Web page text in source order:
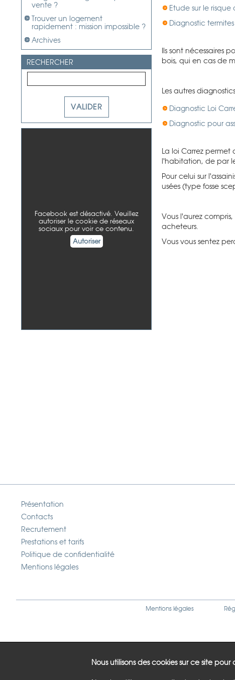
vente ?
Trouver un logement
rapidement : mission impossible ?
Archives
RECHERCHER
Facebook est désactivé. Veuillez
autoriser le cookie de réseaux
sociaux pour voir ce contenu.
Autoriser
Etude sur le risque
Diagnostic termites
Ils sont nécessaires
bois, qui en cas de
Les autres
Diagnostic
Loi
Diagnostic pour
La loi Carrez
l'habitation, de par
Pour celui sur
usées (type fosse
Vous l'aurez
acheteurs.
Vous vous sentez
Présentation
Contacts
Recrutement
Prestations et tarifs
Politique de confidentialité
Mentions légales
Mentions légales
Nous utilisons des cookies sur ce site